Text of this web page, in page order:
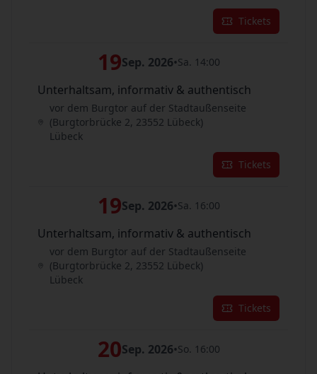
Tickets
19Sep. 2026•Sa. 14:00
Unterhaltsam, informativ & authentisch
vor dem Burgtor auf der Stadtaußenseite
(Burgtorbrücke 2, 23552 Lübeck)
Lübeck
Tickets
19Sep. 2026•Sa. 16:00
Unterhaltsam, informativ & authentisch
vor dem Burgtor auf der Stadtaußenseite
(Burgtorbrücke 2, 23552 Lübeck)
Lübeck
Tickets
20Sep. 2026•So. 16:00